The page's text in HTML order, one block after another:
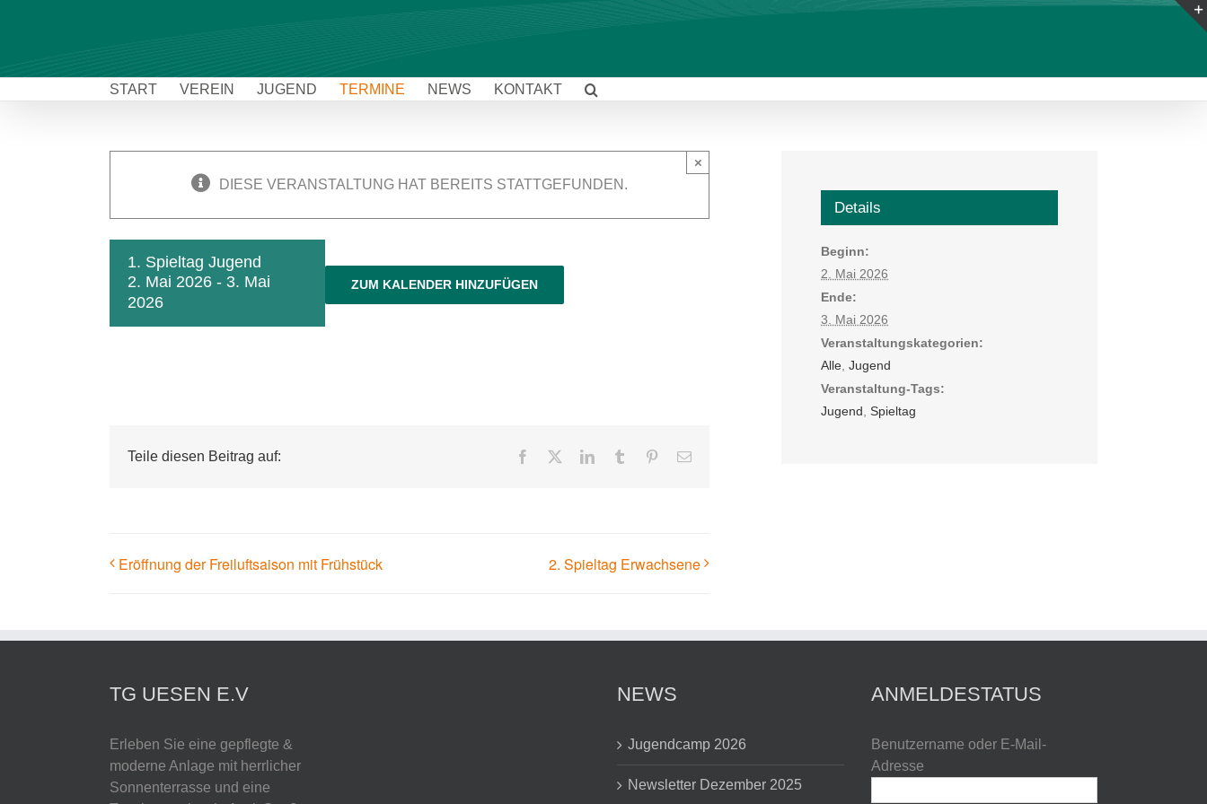
START VEREIN JUGEND TERMINE NEWS KONTAKT
DIESE VERANSTALTUNG HAT BEREITS STATTGEFUNDEN.
×
1. Spieltag Jugend
2. Mai 2026 - 3. Mai
2026
ZUM KALENDER HINZUFÜGEN
Teile diesen Beitrag auf: Facebook LinkedInTumblr Pinterest
E-
Eröffnung der Freiluftsaison mit Frühstück 2. Spieltag Erwachsene
Details
Beginn:
2. Mai 2026
Ende:
3. Mai 2026
Veranstaltungskategorien:
Alle Jugend
Veranstaltung-Tags:
Jugend
Spieltag
TG UESEN E.V
Erleben Sie eine gepflegte &
moderne Anlage mit herrlicher
Sonnenterrasse und eine
NEWS
Jugendcamp 2026
Newsletter Dezember 2025
ANMELDESTATUS
Benutzername oder E-Mail-
Adresse